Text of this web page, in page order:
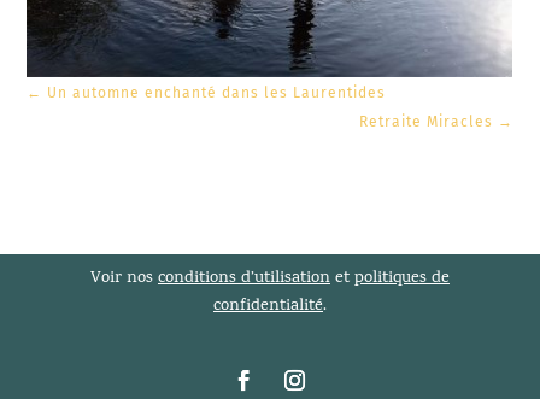
← Un automne enchanté dans les Laurentides
Retraite Miracles →
Voir nosconditions d’utilisationetpolitiques de
confidentialité.